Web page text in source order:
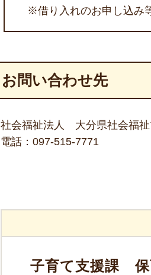
※借り入れのお申し込み
お問い合わせ先
社会福祉法人 大分県社会福祉
電話： 097-515-7771
子育て支援課 保